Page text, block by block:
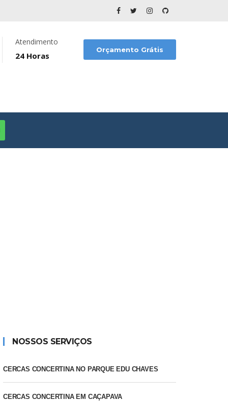
Atendimento
24 Horas
Orçamento Grátis
NOSSOS SERVIÇOS
CERCAS CONCERTINA NO PARQUE EDU CHAVES
CERCAS CONCERTINA EM CAÇAPAVA